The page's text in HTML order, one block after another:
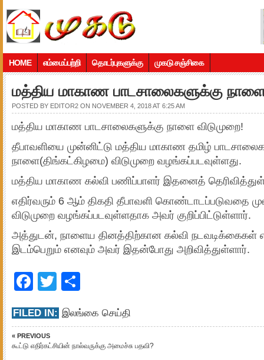
HOME எம்மைப்பற்றி தொடர்புகளுக்கு முகடு சஞ்சிகை
மத்திய மாகாண பாடசாலைகளுக்கு நாளை
POSTED BY EDITOR2 ON NOVEMBER 4, 2018 AT 6:25 AM
மத்திய மாகாண பாடசாலைகளுக்கு நாளை விடுமுறை!
தீபாவளியை முன்னிட்டு மத்திய மாகாண தமிழ்
நாளை(திங்கட்கிழமை) விடுமுறை வழங்கப்படவுள்ளது.
மத்திய மாகாண கல்வி பணிப்பாளர் இதனைத்
எதிர்வரும் 6 ஆம் திகதி தீபாவளி கொண்டாடப்படுவதை
விடுமுறை வழங்கப்படவுள்ளதாக அவர் குறிப்பிட்டுள்ளார்.
அத்துடன், நாளைய தினத்திற்கான கல்வி நடவடிக்கைகள்
இடம்பெறும் எனவும் அவர் இதன்போது அறிவித்துள்ளார்.
Facebook
Twitter
FILED IN: இலங்கை செய்தி
« PREVIOUS
கூட்டு எதிர்கட்சியின் நால்வருக்கு அமைச்சு பதவி?